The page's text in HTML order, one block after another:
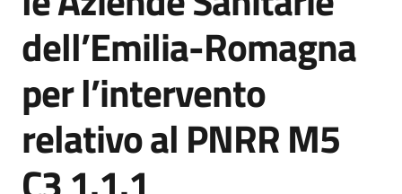
Piattaforme
telematiche
dell’Emilia-Romagna
per l’intervento
relativo al PNRR M5